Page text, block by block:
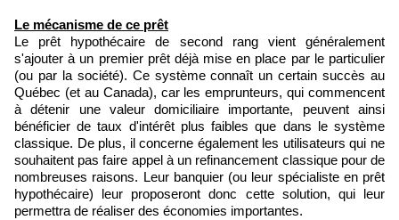
Le mécanisme de ce prêt
Le prêt hypothécaire de second rang vient généralement
s'ajouter à un premier prêt déjà mise en place par le particulier
(ou par la société). Ce système connaît un certain succès au
Québec (et au Canada), car les emprunteurs, qui commencent
à détenir une valeur domiciliaire importante, peuvent ainsi
bénéficier de taux d'intérêt plus faibles que dans le système
classique. De plus, il concerne également les utilisateurs qui ne
souhaitent pas faire appel à un refinancement classique pour de
nombreuses raisons. Leur banquier (ou leur spécialiste en prêt
hypothécaire) leur proposeront donc cette solution, qui leur
permettra de réaliser des économies importantes.